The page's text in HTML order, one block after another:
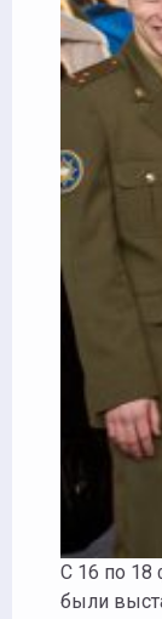
С 16 по 18
были